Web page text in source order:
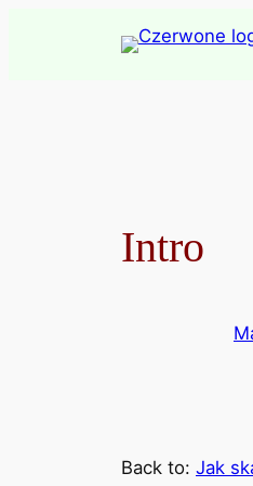
Intro
Back to: Jak